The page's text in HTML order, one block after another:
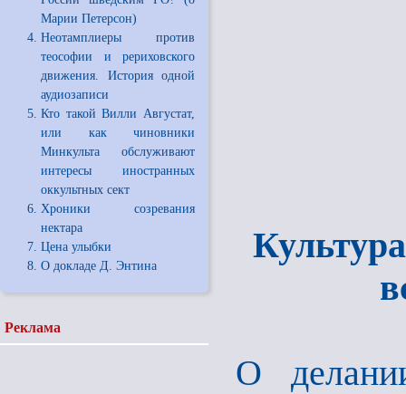
Марии Петерсон)
Неотамплиеры против
теософии и рериховского
движения. История одной
аудиозаписи
Кто такой Вилли Августат,
или как чиновники
Минкульта обслуживают
интересы иностранных
оккультных сект
Хроники созревания
нектара
Цена улыбки
О докладе Д. Энтина
Реклама
О